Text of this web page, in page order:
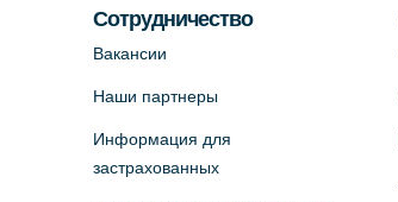
на Богатырском
партнер)
Сотрудничество
Вакансии
Наши партнеры
Информация для
застрахованных